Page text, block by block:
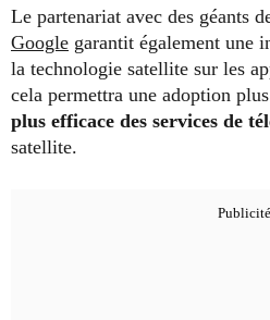
Le partenariat avec des géants
Google garantit également une
la technologie satellite sur les
cela permettra une adoption
plus efficace des services de
satellite.